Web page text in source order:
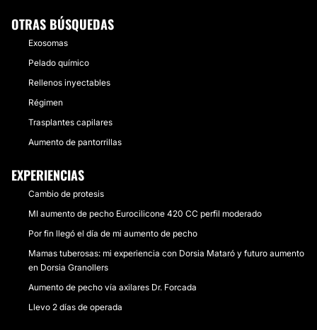
OTRAS BÚSQUEDAS
Exosomas
Pelado químico
Rellenos inyectables
Régimen
Trasplantes capilares
Aumento de pantorrillas
EXPERIENCIAS
Cambio de protesis
MI aumento de pecho Eurocilicone 420 CC perfil moderado
Por fin llegó el día de mi aumento de pecho
Mamas tuberosas: mi experiencia con Dorsia Mataró y futuro aumento
en Dorsia Granollers
Aumento de pecho vía axilares Dr. Forcada
Llevo 2 días de operada